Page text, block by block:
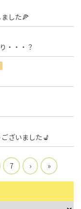
した🍕
・・・？
ざいました💺
7 › »